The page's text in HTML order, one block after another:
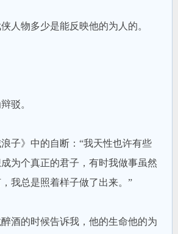
人物多少是能反映他的为人的。
驳。
子》中的自断：“我天性也许有些
为个真正的君子，有时我做事虽然
我总是照着样子做了出来。”
酒的时候告诉我，他的生命他的为